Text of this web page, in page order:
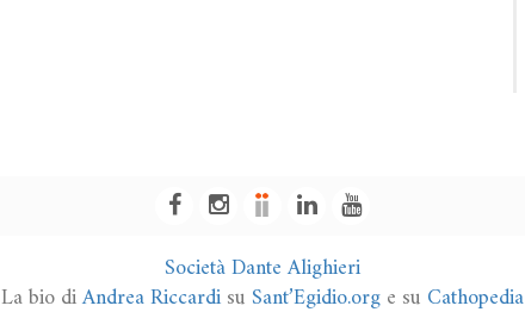
Società Dante Alighieri
La bio diAndrea RiccardisuSant’Egidio.orge su Cathopedia